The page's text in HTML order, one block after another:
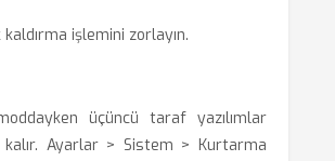
işlemini zorlayın.
üçüncü taraf yazılımlar
kalır. Ayarlar > Sistem > Kurtarma